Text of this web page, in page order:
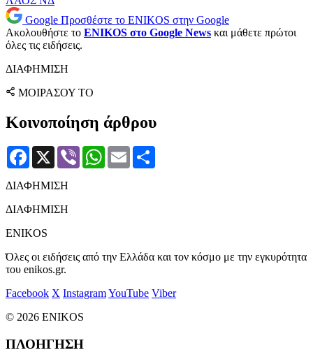
Google Προσθέστε το ENIKOS στην Google
Ακολουθήστε το ENIKOS στο Google News και μάθετε πρώτοι
όλες τις ειδήσεις.
ΔΙΑΦΗΜΙΣΗ
ΜΟΙΡΑΣΟΥ ΤΟ
Κοινοποίηση άρθρου
Facebook
X Viber WhatsApp
Email
ΔΙΑΦΗΜΙΣΗ
ΔΙΑΦΗΜΙΣΗ
ENIKOS
Όλες οι ειδήσεις από την Ελλάδα και τον κόσμο με την εγκυρότητα
του enikos.gr.
Facebook X InstagramYouTube Viber
© 2026 ENIKOS
ΠΛΟΗΓΗΣΗ